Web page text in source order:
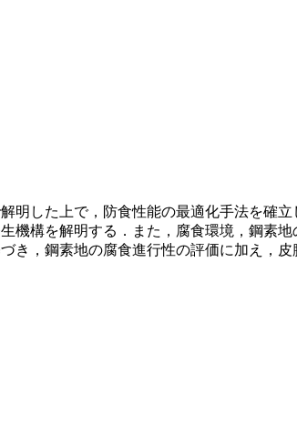
した上で，防食性能の最適化手法を確
構を解明する．また，腐食環境，鋼素
，鋼素地の腐食進行性の評価に加え，